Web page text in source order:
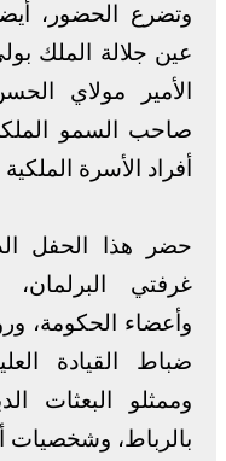
وتضرع الحضور،
عين جلالة الملك
الأمير مولاي
صاحب السمو
أفراد الأسرة
حضر هذا الحفل
غرفتي
وأعضاء الحكومة،
ضباط القيادة
وممثلو البعثات
بالرباط، وشخصيات